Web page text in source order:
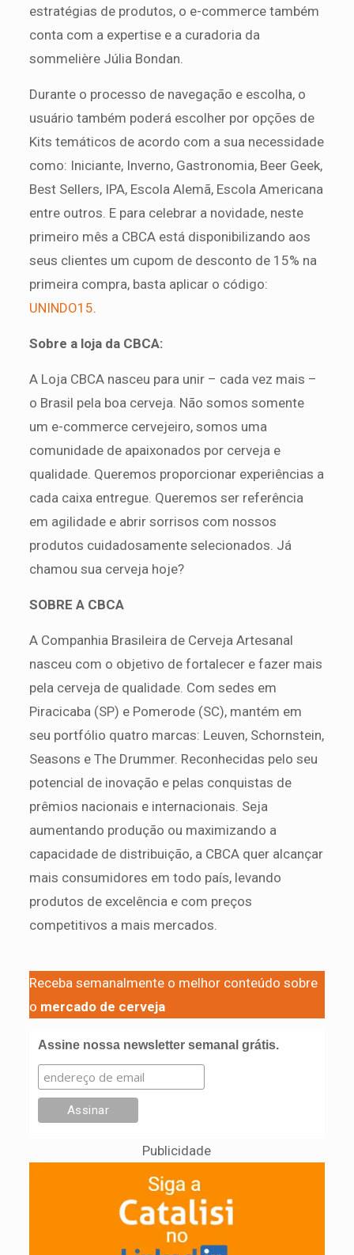
estratégias de produtos, o e-commerce também
conta com a expertise e a curadoria da
sommelière Júlia Bondan.
Durante o processo de navegação e escolha, o
usuário também poderá escolher por opções de
Kits temáticos de acordo com a sua necessidade
como: Iniciante, Inverno, Gastronomia, Beer Geek,
Best Sellers, IPA, Escola Alemã, Escola Americana
entre outros. E para celebrar a novidade, neste
primeiro mês a CBCA está disponibilizando aos
seus clientes um cupom de desconto de 15% na
primeira compra, basta aplicar o código:
UNINDO15
Sobre a loja da CBCA:
A Loja CBCA nasceu para unir – cada vez mais –
o Brasil pela boa cerveja. Não somos somente
um e-commerce cervejeiro, somos uma
comunidade de apaixonados por cerveja e
qualidade. Queremos proporcionar experiências a
cada caixa entregue. Queremos ser referência
em agilidade e abrir sorrisos com nossos
produtos cuidadosamente selecionados. Já
chamou sua cerveja hoje?
SOBRE A CBCA
A Companhia Brasileira de Cerveja Artesanal
nasceu com o objetivo de fortalecer e fazer mais
pela cerveja de qualidade. Com sedes em
Piracicaba (SP) e Pomerode (SC), mantém em
seu portfólio quatro marcas: Leuven, Schornstein,
Seasons e The Drummer. Reconhecidas pelo seu
potencial de inovação e pelas conquistas de
prêmios nacionais e internacionais. Seja
aumentando produção ou maximizando a
capacidade de distribuição, a CBCA quer alcançar
mais consumidores em todo país, levando
produtos de excelência e com preços
competitivos a mais mercados.
Receba semanalmente o melhor conteúdo sobre
o mercado de cerveja
Assine nossa newsletter semanal grátis.
Publicidade